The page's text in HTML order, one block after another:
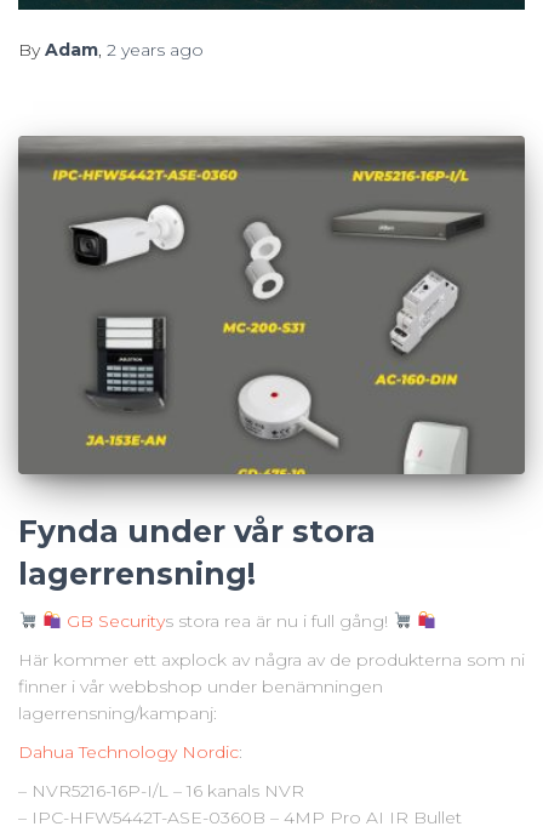
ByAdam, 2 years ago
Fynda under vår stora
lagerrensning!
GB Securitys stora rea är nu i full gång!
Här kommer ett axplock av några av de produkterna som ni
finner i vår webbshop under benämningen
lagerrensning/kampanj:
Dahua Technology Nordic:
– NVR5216-16P-I/L – 16 kanals NVR
– IPC-HFW5442T-ASE-0360B – 4MP Pro AI IR Bullet